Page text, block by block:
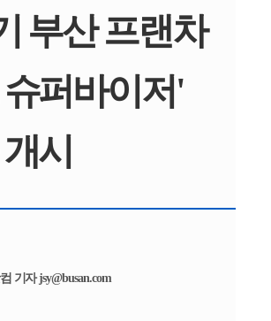
부산 프랜차
퍼바이저'
시
기자 jsy@busan.com